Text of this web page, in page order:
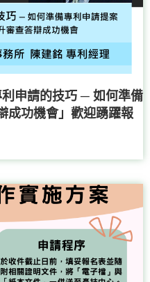
申請的技巧 ─ 如何準備
成功機會」歡迎踴躍報